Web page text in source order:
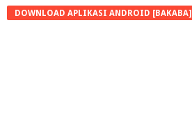
DOWNLOAD APLIKASI ANDROID [BAKABA]